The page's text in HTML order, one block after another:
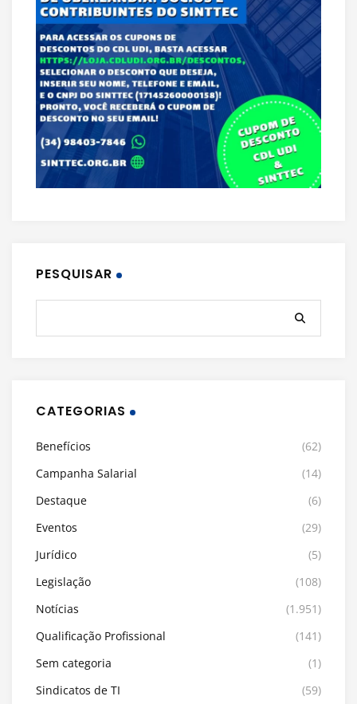
PESQUISAR
CATEGORIAS
Benefícios
(62)
Campanha Salarial
(14)
Destaque
(6)
Eventos
(29)
Jurídico
(5)
Legislação
(108)
Notícias
(1.951)
Qualificação Profissional
(141)
Sem categoria
(1)
Sindicatos de TI
(59)